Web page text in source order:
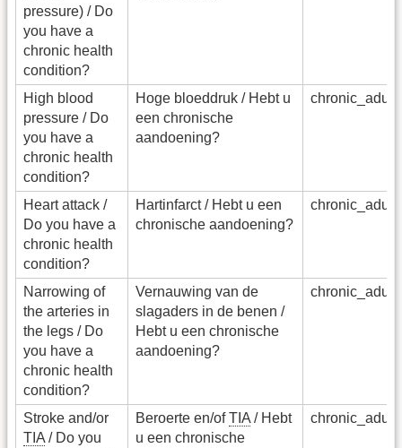
pressure) / Do
you have a
chronic health
condition?
High blood
pressure / Do
you have a
chronic health
condition?
Hoge bloeddruk / Hebt u
een chronische
aandoening?
Heart attack /
Do you have a
chronic health
condition?
Hartinfarct / Hebt u een
chronische aandoening?
Narrowing of
the arteries in
the legs / Do
you have a
chronic health
condition?
Vernauwing van de
slagaders in de benen /
Hebt u een chronische
aandoening?
Stroke and/or
TIA / Do you
Beroerte en/ofTIA / Hebt
u een chronische